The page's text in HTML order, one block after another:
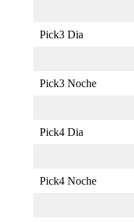
Pick3 Dia
Pick3 Noche
Pick4 Dia
Pick4 Noche